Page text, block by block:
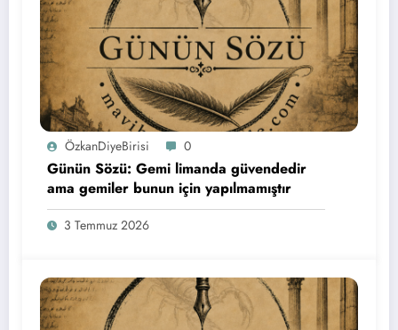
ÖzkanDiyeBirisi 0
Günün Sözü: Gemi limanda güvendedir
ama gemiler bunun için yapılmamıştır
3 Temmuz 2026